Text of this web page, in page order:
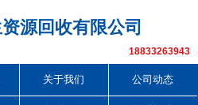
源回收有限公司
18833263943
关于我们 公司动态